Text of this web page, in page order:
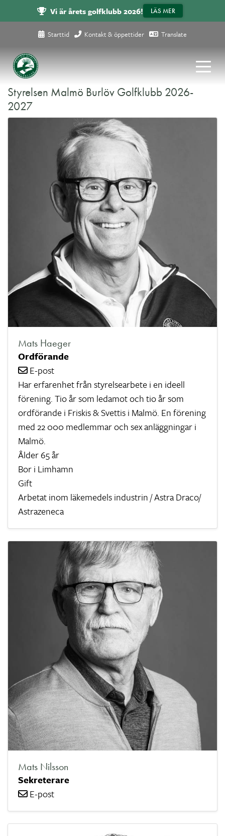
Vi är årets golfklubb 2026! LÄS MER
Starttid Kontakt & öppettider Translate
Styrelsen Malmö Burlöv Golfklubb 2026-
2027
Mats Haeger
Ordförande
E-post
Har erfarenhet från styrelsearbete i en ideell
förening. Tio år som ledamot och tio år som
ordförande i Friskis & Svettis i Malmö. En förening
med 22 000 medlemmar och sex anläggningar i
Malmö.
Ålder 65 år
Bor i Limhamn
Gift
Arbetat inom läkemedels industrin / Astra Draco/
Astrazeneca
Mats Nilsson
Sekreterare
E-post